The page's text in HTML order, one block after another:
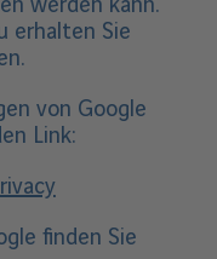
werden kann.
erhalten Sie
von Google
Link:
finden Sie